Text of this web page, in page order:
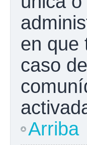
en que
caso
Arriba